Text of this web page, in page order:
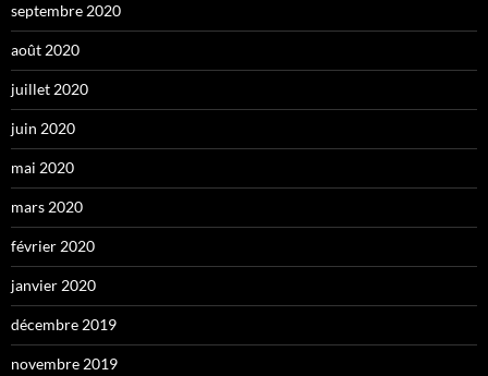
septembre 2020
août 2020
juillet 2020
juin 2020
mai 2020
mars 2020
février 2020
janvier 2020
décembre 2019
novembre 2019